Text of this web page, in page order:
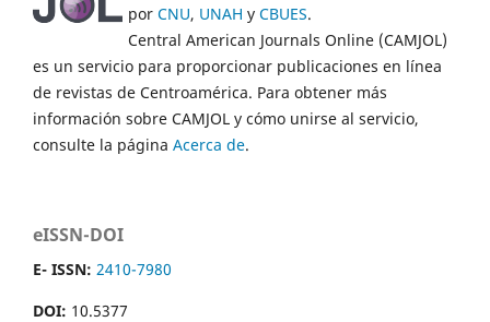
por CNU, UNAH y CBUES.
Central American Journals Online (CAMJOL)
es un servicio para proporcionar publicaciones en línea
de revistas de Centroamérica. Para obtener más
información sobre CAMJOL y cómo unirse al servicio,
consulte la página Acerca de.
eISSN-DOI
E- ISSN: 2410-7980
DOI: 10.5377